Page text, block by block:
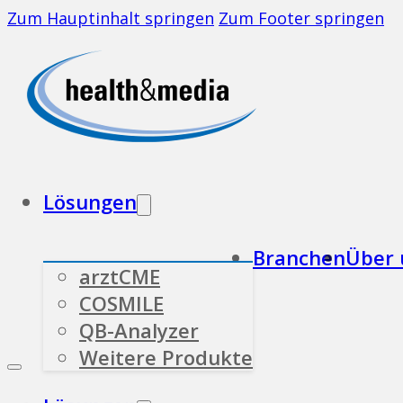
Zum Hauptinhalt springen Zum Footer springen
Lösungen
arztCME
COSMILE
QB-Analyzer
Weitere Produkte
BranchenÜber